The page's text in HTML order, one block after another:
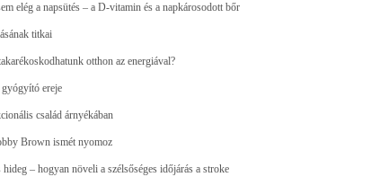
elég a napsütés – a D-vitamin és a napkárosodott bőr
titkai
otthon az energiával?
ereje
család árnyékában
Brown ismét nyomoz
hideg – hogyan növeli a szélsőséges időjárás a stroke